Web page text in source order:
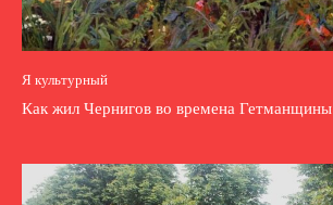
Я культурный
Как жил Чернигов во времена Гетманщины